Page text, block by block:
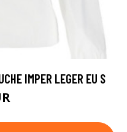
IMPER LEGER EU S